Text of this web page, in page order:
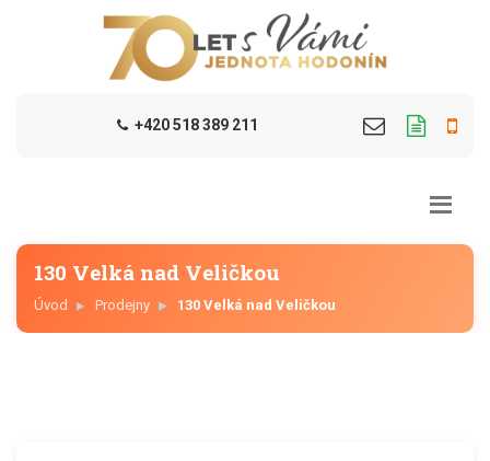
+420 518 389 211
130 Velká nad Veličkou
Úvod Prodejny 130 Velká nad Veličkou